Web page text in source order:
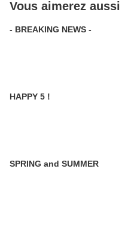
Vous aimerez aussi
- BREAKING NEWS -
HAPPY 5 !
SPRING and SUMMER